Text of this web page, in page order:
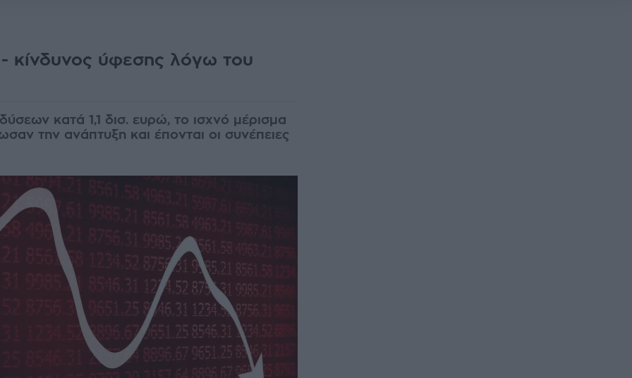
κίνδυνος ύφεσης λόγω του
κατά 1,1 δισ. ευρώ, το ισχνό μέρισμα
την ανάπτυξη και έπονται οι συνέπειες